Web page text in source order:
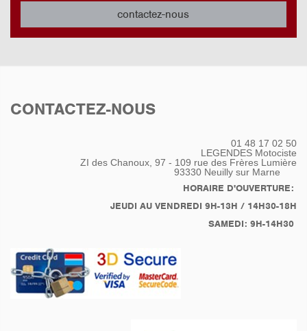
contactez-nous
CONTACTEZ-NOUS
01 48 17 02 50
LEGENDES Motociste
ZI des Chanoux, 97 - 109 rue des Frères Lumière
93330 Neuilly sur Marne
HORAIRE D'OUVERTURE:
JEUDI AU VENDREDI 9H-13H / 14H30-18H
SAMEDI: 9H-14H30